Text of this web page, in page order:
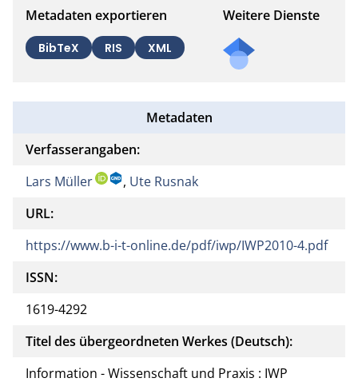
Metadaten exportieren
BibTeX RIS XML
Weitere Dienste
Metadaten
Verfasserangaben:
Lars Müller
, Ute Rusnak
URL:
https://www.b-i-t-online.de/pdf/iwp/IWP2010-4.pdf
ISSN:
1619-4292
Titel des übergeordneten Werkes (Deutsch):
Information - Wissenschaft und Praxis : IWP